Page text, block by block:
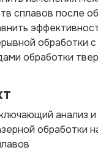
сплавов после
обработки
обработки
анализ
обработки